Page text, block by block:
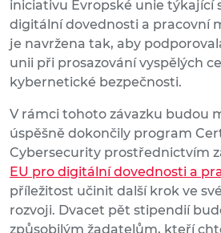
iniciativu Evropské unie týkající
digitální dovednosti a pracovní
je navržena tak, aby
unii při prosazování vyspělých
kybernetické bezpečnosti.
V rámci tohoto závazku budou
úspěšně dokončily program
Cybersecurity prostřednictvím
EU pro digitální dovednosti a
příležitost učinit další krok ve
rozvoji. Dvacet pět stipendií
způsobilým žadatelům, kteří